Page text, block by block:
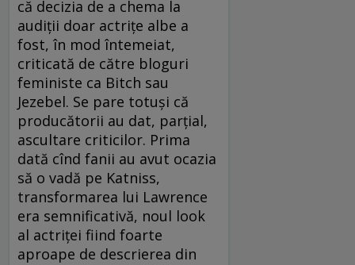
că decizia de a chema la
audiţii doar actriţe albe a
fost, în mod întemeiat,
criticată de către bloguri
feministe ca Bitch sau
Jezebel. Se pare totuşi că
producătorii au dat, parţial,
ascultare criticilor. Prima
dată cînd fanii au avut ocazia
să o vadă pe Katniss,
transformarea lui Lawrence
era semnificativă, noul look
al actriţei fiind foarte
aproape de descrierea din